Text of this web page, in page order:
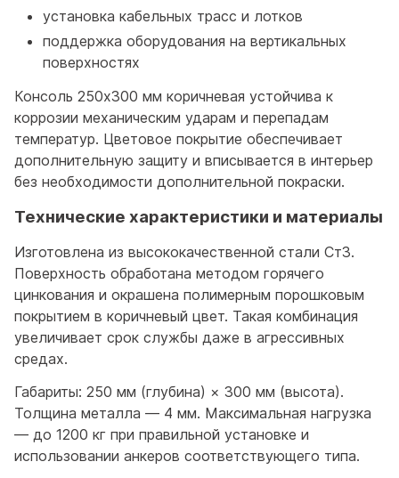
установка кабельных трасс и лотков
поддержка оборудования на вертикальных
поверхностях
Консоль 250x300 мм коричневая устойчива к
коррозии механическим ударам и перепадам
температур. Цветовое покрытие обеспечивает
дополнительную защиту и вписывается в интерьер
без необходимости дополнительной покраски.
Технические характеристики и материалы
Изготовлена из высококачественной стали Ст3.
Поверхность обработана методом горячего
цинкования и окрашена полимерным порошковым
покрытием в коричневый цвет. Такая комбинация
увеличивает срок службы даже в агрессивных
средах.
Габариты: 250 мм (глубина) × 300 мм (высота).
Толщина металла — 4 мм. Максимальная нагрузка
— до 1200 кг при правильной установке и
использовании анкеров соответствующего типа.